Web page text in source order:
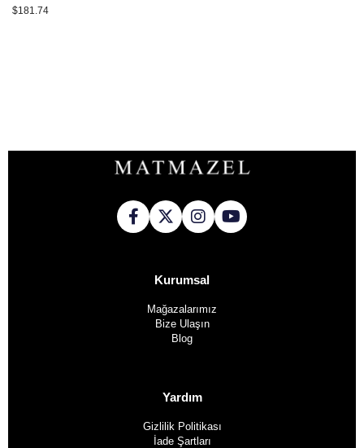
$181.74
Kurumsal
Mağazalarımız
Bize Ulaşın
Blog
Yardım
Gizlilik Politikası
İade Şartları